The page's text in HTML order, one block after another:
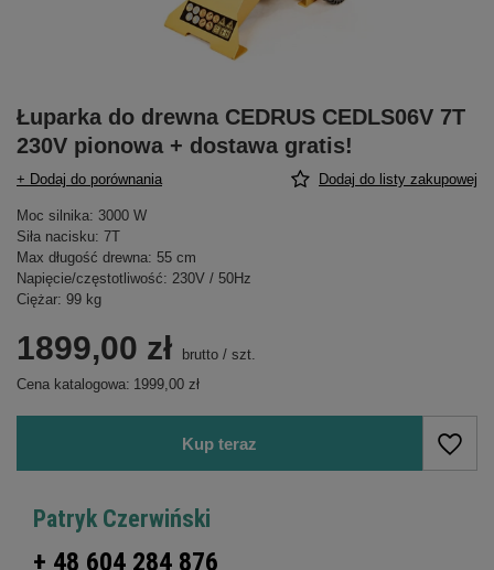
Łuparka do drewna CEDRUS CEDLS06V 7T
230V pionowa + dostawa gratis!
+ Dodaj do porównania Dodaj do listy zakupowej
Moc silnika: 3000 W
Siła nacisku: 7T
Max długość drewna: 55 cm
Napięcie/częstotliwość: 230V / 50Hz
Ciężar: 99 kg
1899,00 zł brutto / szt.
Cena katalogowa: 1999,00 zł
Kup teraz
Patryk Czerwiński
+ 48 604 284 876